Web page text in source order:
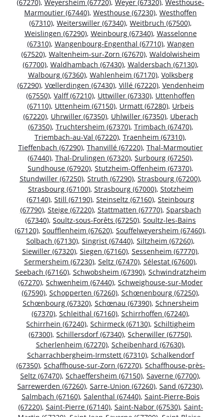
(67270), Weyersheim (67720), Weyer (67320), Westhouse-
Marmoutier (67440), Westhouse (67230), Westhoffen
(67310), Weiterswiller (67340), Weitbruch (67500),
Weislingen (67290), Weinbourg (67340), Wasselonne
(67310), Wangenbourg-Engenthal (67710), Wangen
(67520), Waltenheim-sur-Zorn (67670), Waldolwisheim
(67700), Waldhambach (67430), Waldersbach (67130),
Walbourg (67360), Wahlenheim (67170), Volksberg
(67290), Vœllerdingen (67430), Villé (67220), Vendenheim
(67550), Valff (67210), Uttwiller (67330), Uttenhoffen
(67110), Uttenheim (67150), Urmatt (67280), Urbeis
(67220), Uhrwiller (67350), Uhlwiller (67350), Uberach
(67350), Truchtersheim (67370), Trimbach (67470),
Triembach-au-Val (67220), Traenheim (67310),
Tieffenbach (67290), Thanvillé (67220), Thal-Marmoutier
(67440), Thal-Drulingen (67320), Surbourg (67250),
Sundhouse (67920), Stutzheim-Offenheim (67370),
Stundwiller (67250), Struth (67290), Strasbourg (67200),
Strasbourg (67100), Strasbourg (67000), Stotzheim
(67140), Still (67190), Steinseltz (67160), Steinbourg
(67790), Steige (67220), Stattmatten (67770), Sparsbach
(67340), Soultz-sous-Forêts (67250), Soultz-les-Bains
(67120), Soufflenheim (67620), Souffelweyersheim (67460),
Solbach (67130), Singrist (67440), Siltzheim (67260),
Siewiller (67320), Siegen (67160), Sessenheim (67770),
Sermersheim (67230), Seltz (67470), Sélestat (67600),
Seebach (67160), Schwobsheim (67390), Schwindratzheim
(67270), Schwenheim (67440), Schweighouse-sur-Moder
(67590), Schopperten (67260), Schœnenbourg (67250),
Schœnbourg (67320), Schœnau (67390), Schnersheim
(67370), Schleithal (67160), Schirrhoffen (67240),
Schirrhein (67240), Schirmeck (67130), Schiltigheim
(67300), Schillersdorf (67340), Scherwiller (67750),
Scherlenheim (67270), Scheibenhard (67630),
Scharrachbergheim-Irmstett (67310), Schalkendorf
(67350), Schaffhouse-sur-Zorn (67270), Schaffhouse-près-
Seltz (67470), Schaeffersheim (67150), Saverne (67700),
Sarrewerden (67260), Sarre-Union (67260), Sand (67230),
Salmbach (67160), Salenthal (67440), Saint-Pierre-Bois
(67220), Saint-Pierre (67140), Saint-Nabor (67530), Saint-